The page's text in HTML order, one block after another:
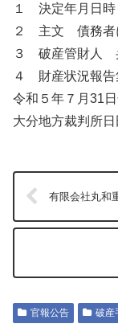
１ 決定年月日
２ 主文 債務者
３ 破産管財
４ 財産状況報告
令和５年７月31
大分地方裁判所
有限会社丸和
官報公告 破産